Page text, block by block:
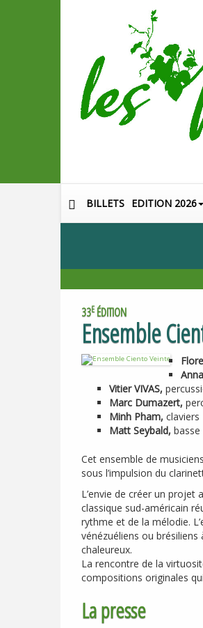
BILLETS EDITION 2026
33E ÉDITION
Ensemble
VitierVIVAS,
Marc Dumazert,
Minh Pham, claviers
Matt Seybald, basse
Cet ensemble de
sous l’impulsion du
L’envie de créer un
classique sud-américain
rythme et de la mélodie.
vénézuéliens ou
chaleureux.
La rencontre de la
compositions originales
La presse